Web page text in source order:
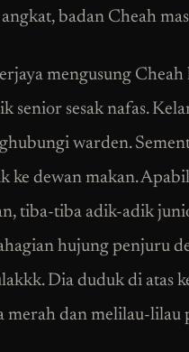
badan Cheah
mengusung
senior sesak nafas.
warden.
ke dewan makan.
tiba-tiba adik-adik
hujung penjuru
Dia duduk di atas
merah dan melilau-lilau